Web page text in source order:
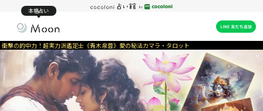
本格占い
衝撃の的中力！超実力派鑑定士《青木泉蓉》愛の秘法カマラ・タロット